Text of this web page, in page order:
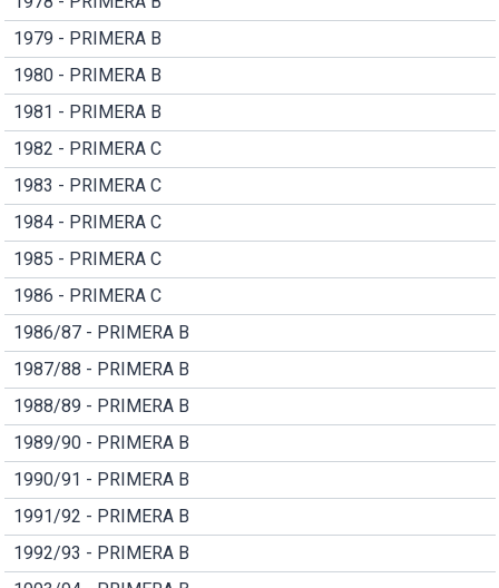
1979 - PRIMERA B
1980 - PRIMERA B
1981 - PRIMERA B
1982 - PRIMERA C
1983 - PRIMERA C
1984 - PRIMERA C
1985 - PRIMERA C
1986 - PRIMERA C
1986/87 - PRIMERA B
1987/88 - PRIMERA B
1988/89 - PRIMERA B
1989/90 - PRIMERA B
1990/91 - PRIMERA B
1991/92 - PRIMERA B
1992/93 - PRIMERA B